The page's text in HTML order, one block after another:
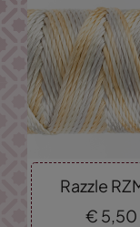
Razzle
€ 5,50